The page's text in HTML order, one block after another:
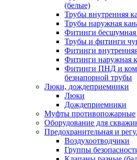
(белые)
Трубы внутренняя
Трубы наружная
Фитинги бесшумная
Трубы и фитинги
Фитинги
Фитинги наружная
Фитинги ПНД и
безнапорной трубы
Люки, дождеприемники
Люки
Дождеприемники
Муфты противопожарные
Оборудование для
Предохранительная и
Воздухоотводчики
Группы